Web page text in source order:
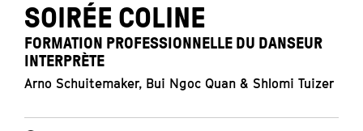
SOIRÉE COLINE
FORMATION PROFESSIONNELLE DU DANSEUR
INTERPRÈTE
Arno Schuitemaker, Bui Ngoc Quan & Shlomi Tuizer